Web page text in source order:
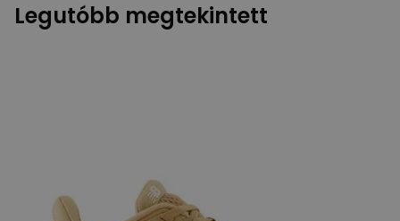
Legutóbb megtekintett